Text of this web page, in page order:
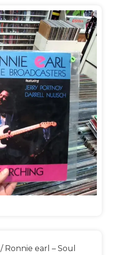
/ Ronnie earl – Soul